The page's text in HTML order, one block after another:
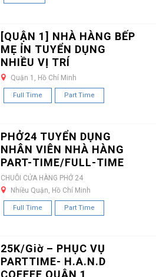
[QUẬN 1] NHÀ HÀNG BẾP
MẸ ỈN TUYỂN DỤNG
NHIỀU VỊ TRÍ
Quận 1, Hồ Chí Minh
Full Time Part Time
PHỞ24 TUYỂN DỤNG
NHÂN VIÊN NHÀ HÀNG
PART-TIME/FULL-TIME
CHUỖI CỬA HÀNG PHỞ 24
Nhiều Quận, Hồ Chí Minh
Full Time Part Time
25K/Giờ – PHỤC VỤ
PARTTIME- H.A.N.D
COFFEE QUẬN 1